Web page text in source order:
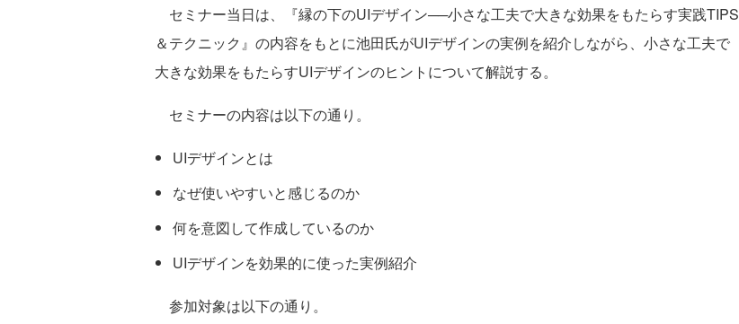
セミナー当日は、『縁の下のUIデザイン──小さな工夫で大きな効果をもたらす実践TIPS
＆テクニック』の内容をもとに池田氏がUIデザインの実例を紹介しながら、小さな工夫で
大きな効果をもたらすUIデザインのヒントについて解説する。
セミナーの内容は以下の通り。
UIデザインとは
なぜ使いやすいと感じるのか
何を意図して作成しているのか
UIデザインを効果的に使った実例紹介
参加対象は以下の通り。